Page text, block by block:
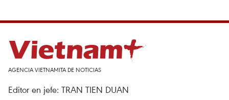
AGENCIA VIETNAMITA DE NOTICIAS
Editor en jefe: TRAN TIEN DUAN